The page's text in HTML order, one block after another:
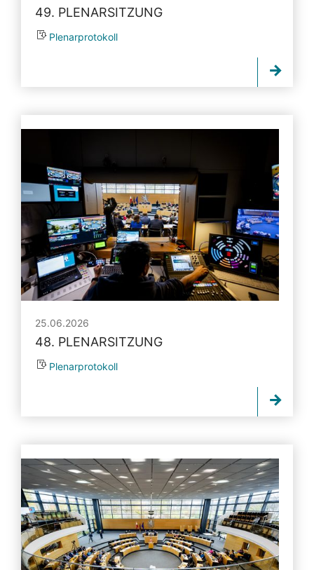
49. PLENARSITZUNG
Plenarprotokoll
25.06.2026
48. PLENARSITZUNG
Plenarprotokoll